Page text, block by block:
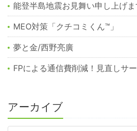
能登半島地震お見舞い申し上げま
MEO対策「クチコミくん™️」
夢と金/西野亮廣
FPによる通信費削減！見直しサ
アーカイブ